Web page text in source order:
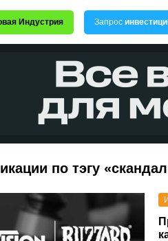
Индустрия Запрос
по тэгу